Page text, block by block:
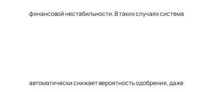
финансовой нестабильности. В таких случаях система
автоматически снижает вероятность одобрения, даже